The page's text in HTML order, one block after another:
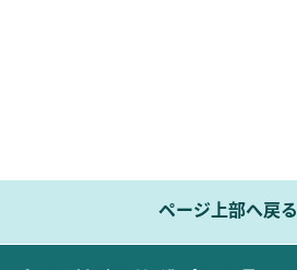
ページ上部へ戻る